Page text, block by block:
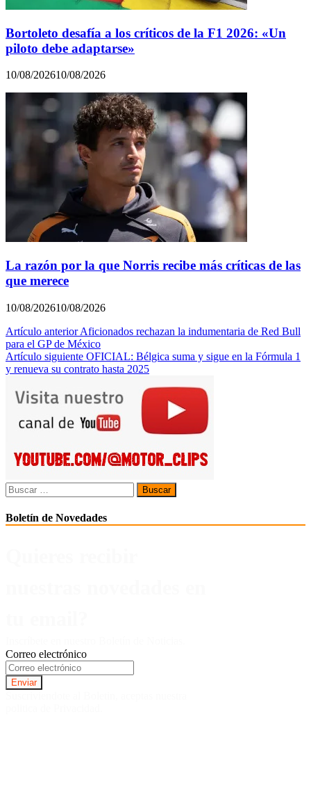
Bortoleto desafía a los críticos de la F1 2026: «Un
piloto debe adaptarse»
10/08/202610/08/2026
La razón por la que Norris recibe más críticas de las
que merece
10/08/202610/08/2026
Navegación
de
entradas
Artículo anterior Aficionados rechazan la indumentaria de Red Bull
para el GP de México
Artículo siguiente OFICIAL: Bélgica suma y sigue en la Fórmula 1
y renueva su contrato hasta 2025
Buscar:
Boletín de Novedades
Correo electrónico